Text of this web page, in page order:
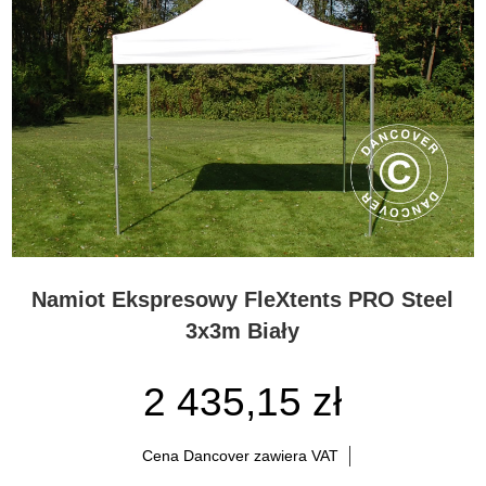
FleXtents® wynika z innowacyjnych rozwiązań i najwyższej jakości
materiałów. Zaprojektowaliśmy kilka niesamowitych namiotów
ekspresowych na tak dużą skalę, że większość konkurentów patrzy
na nas z zazdrością. Co więcej, wiemy również, że nasi Eksperci
oferujący profesjonalne wsparcie znacząco przyczynili się do
popularności tych namiotów. Czy wiesz, że możesz skorzystać z
osobistej obsługi i porad przed, w trakcie i po zakupie? Decydując
się na zakup jednego lub kilku namiotów ekspresowych FleXtents®
PRO Steel, możesz skorzystać z szerokiej wiedzy naszych
Ekspertów FleXtents®. Nawiasem mówiąc, taka sama usługa
dotyczy wszystkich produktów w naszym sklepie!
Nasze namioty ekspresowe FleXtents® PRO Steel wykonane są z
mocnych, trwałych i lekkich materiałów, podobnie jak pozostałe
najnowszym dodatkiem do naszej szerokiej oferty eleganckich
namiotów ekspresowych i stanowi niedrogą alternatywę dla naszej
ekspresowe, namioty PRO Steel można bardzo szybko zmontować
Namiot Ekspresowy FleXtents PRO Steel
3x3m Biały
2 435,15 zł
Cena Dancover zawiera VAT